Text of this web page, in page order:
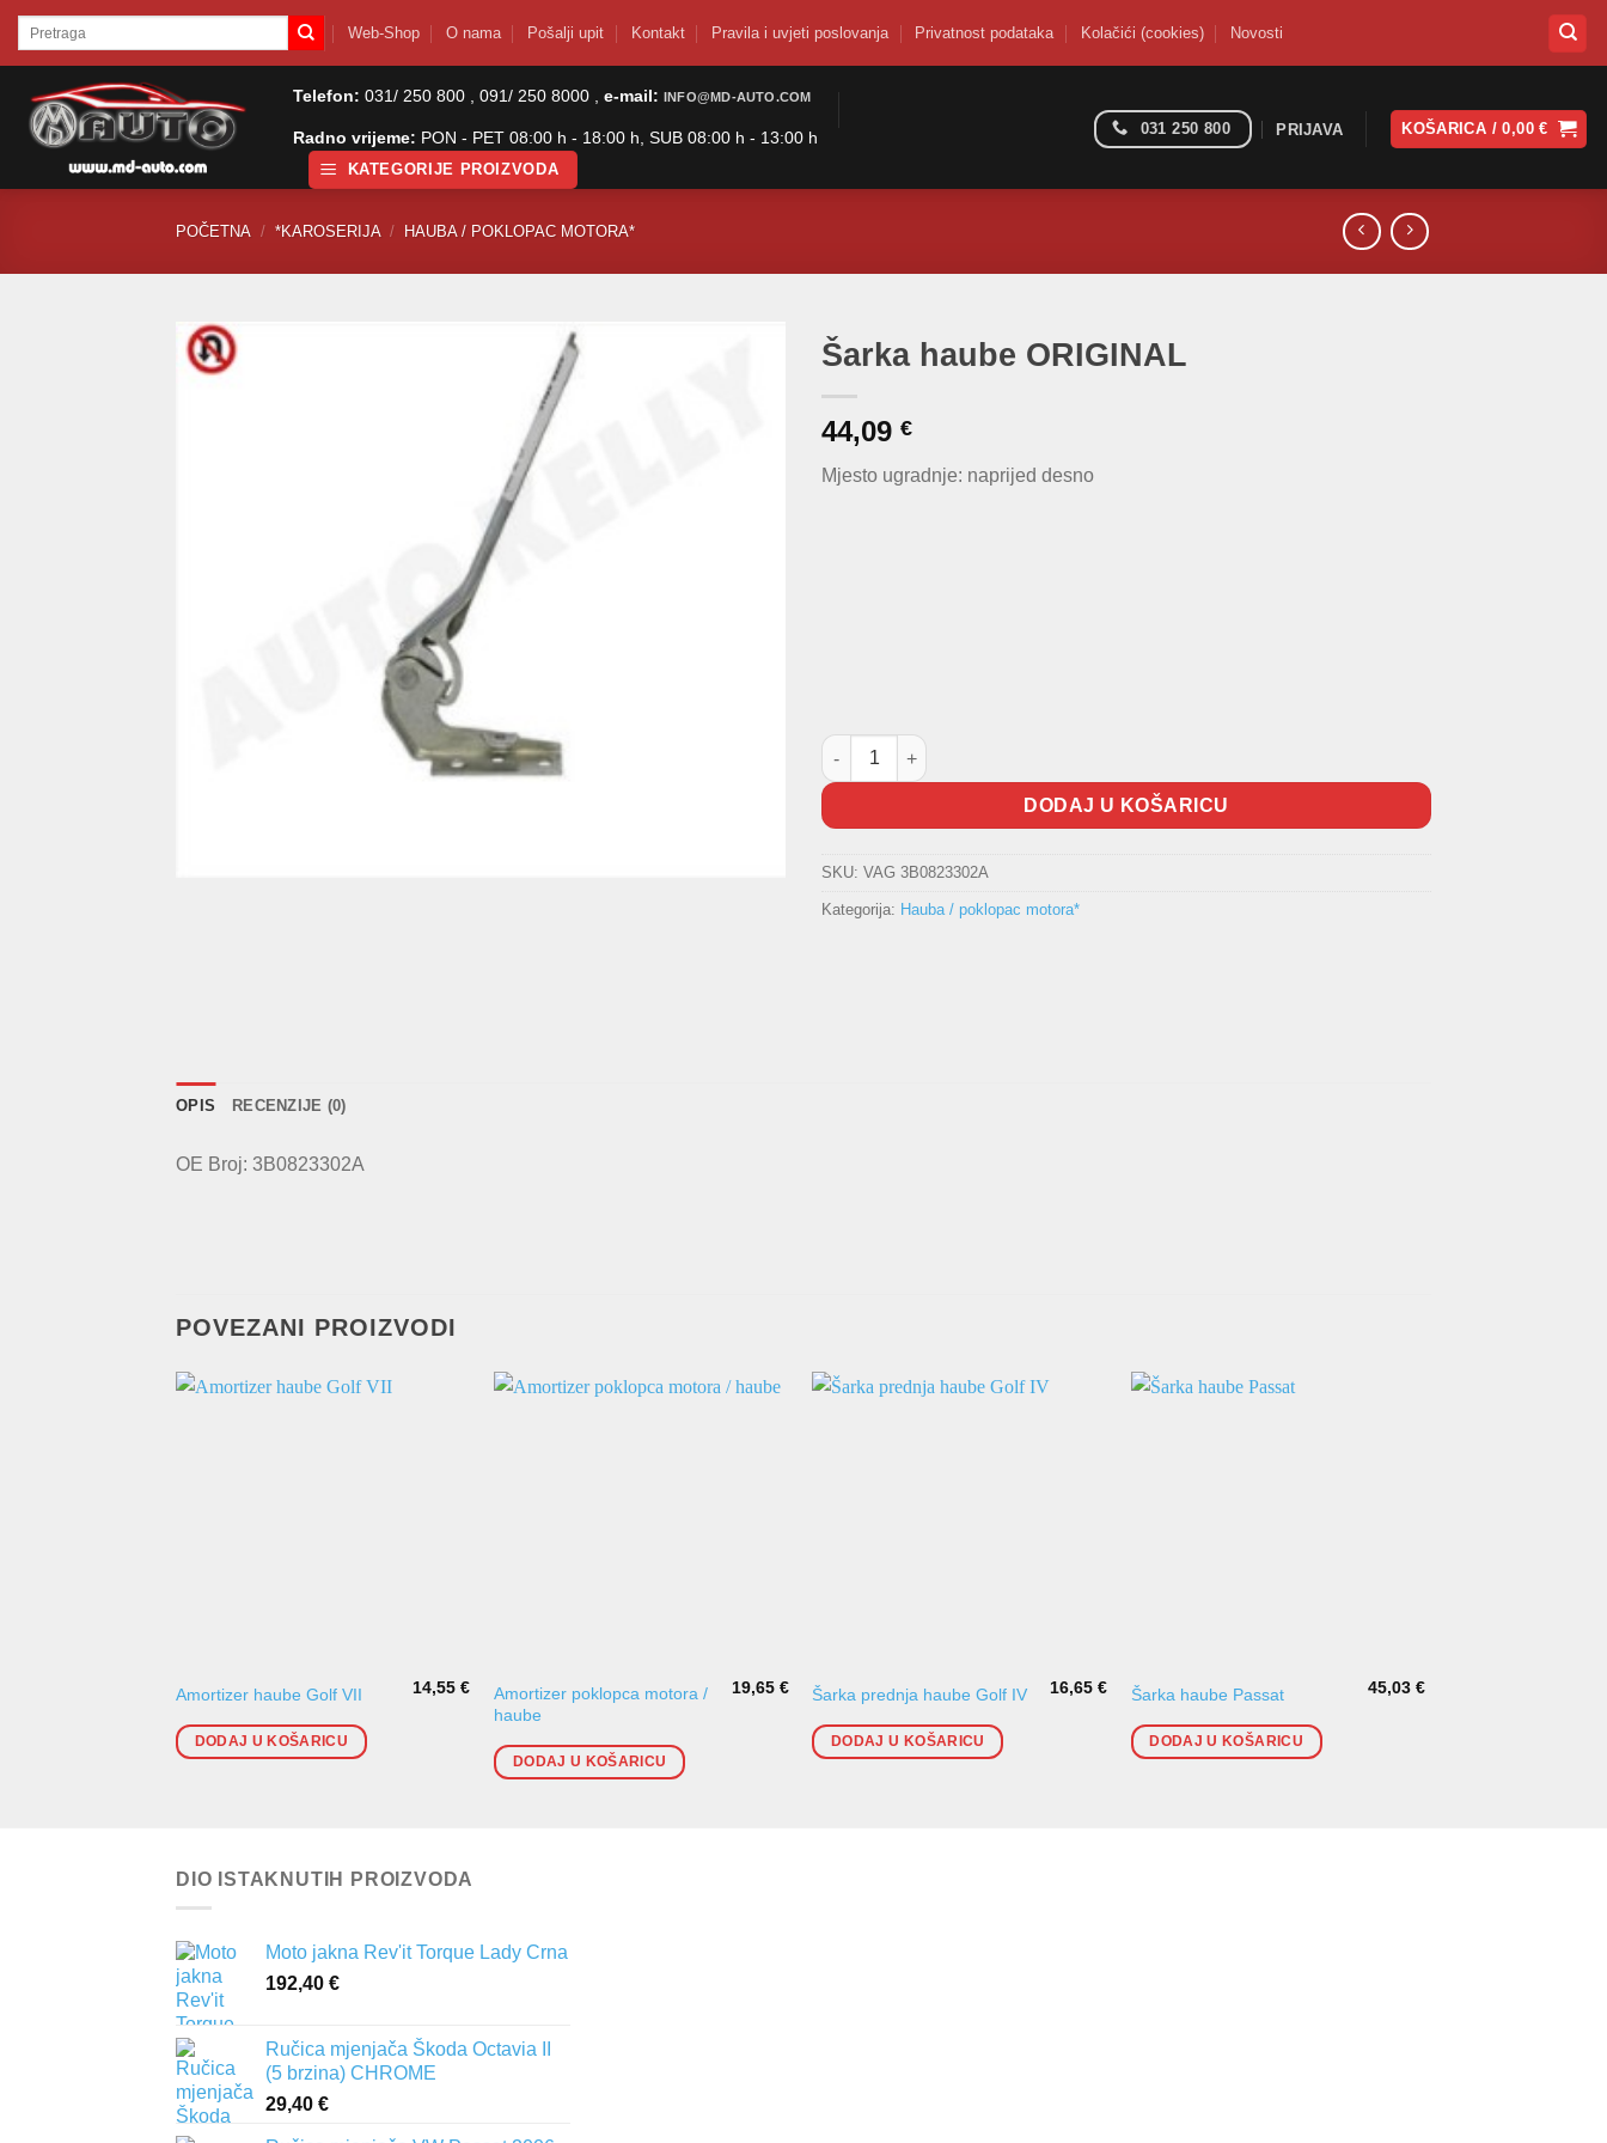
SkipPretraži: Web-Shop O nama Pošalji upit Kontakt Pravila i uvjeti poslovanja Privatnost podataka Kolačići (cookies) Novosti
Telefon: 031/ 250 800 , 091/ 250 8000 , e-mail: INFO@MD-AUTO.COM
Radno vrijeme: PON - PET 08:00 h - 18:00 h, SUB 08:00 h - 13:00 h
KATEGORIJE PROIZVODA
031 250 800 PRIJAVA KOŠARICA /0,00€
POČETNA / *KAROSERIJA / HAUBA / POKLOPAC MOTORA*
Šarka haube ORIGINAL
44,09 €
Mjesto ugradnje: naprijed desno
Šarka haube ORIGINAL količina
DODAJ U KOŠARICU
SKU: VAG 3B0823302A
Kategorija: Hauba / poklopac motora*
OPIS RECENZIJE (0)
OE Broj: 3B0823302A
POVEZANI PROIZVODI
Amortizer haube Golf VII 14,55€
DODAJ U KOŠARICU
Amortizer poklopca motora /
haube
19,65 €
DODAJ U KOŠARICU
Šarka prednja haube Golf IV 16,65 €
DODAJ U KOŠARICU
Šarka haube Passat 45,03€
DODAJ U KOŠARICU
DIO ISTAKNUTIH PROIZVODA
Moto jakna Rev'it Torque Lady Crna
192,40 €
Ručica mjenjača Škoda Octavia II
(5 brzina) CHROME
29,40 €